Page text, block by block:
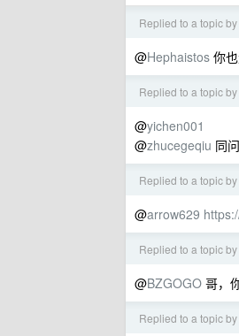
Replied to a topic by
@Hephaistos 你
Replied to a topic by
@yichen001
@zhucegeqiu 同
Replied to a topic by
@arrow629
Replied to a topic by
@BZGOGO 哥，
Replied to a topic by